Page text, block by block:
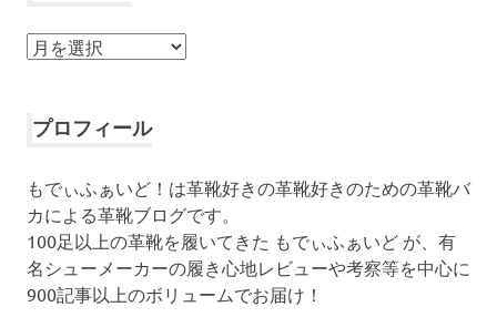
ア
イ
プロフィール
もでぃふぁいど！は革靴好きの革靴好きのための革靴バ
カによる革靴ブログです。
100足以上の革靴を履いてきた もでぃふぁいど が、有
名シューメーカーの履き心地レビューや考察等を中心に
900記事以上のボリュームでお届け！